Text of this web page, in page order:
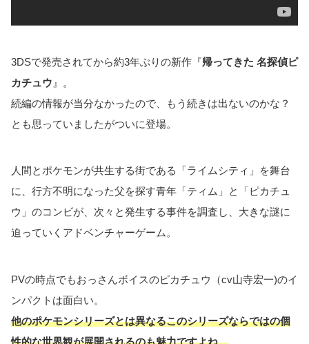
3DSで発売されてから約3年ぶりの新作『帰ってきた 名探偵ピ
カチュウ 』。
続編の情報が当分なかったので、もう続きは出ないのかな？
とも思っていましたがついに登場。
人間とポケモンが共生する街である「ライムシティ」を舞台
に、行方不明になった父を探す青年「ティム」と「ピカチュ
ウ」のコンビが、次々と発生する事件を調査し、大きな謎に
迫っていくアドベンチャーゲーム。
PVの時点でもおっさんボイスのピカチュウ（cv山寺宏一)のイ
ンパクトは面白い。
他のポケモンシリーズとは異なるこのシリーズならではの個
性的な世界観が展開されるのも魅力ですよね。